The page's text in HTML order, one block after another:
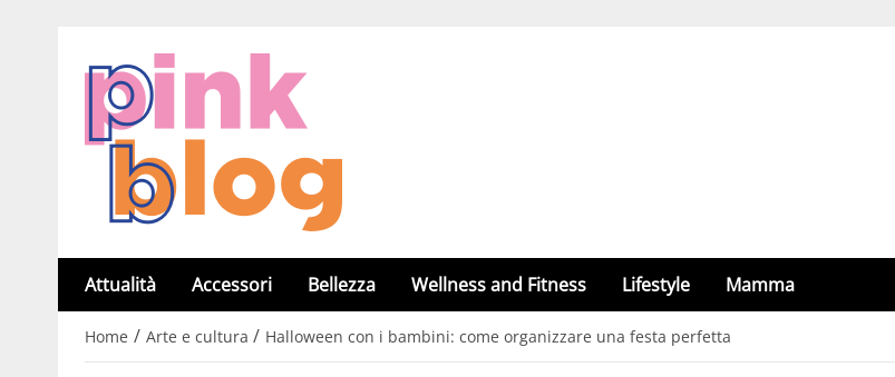
Attualità Accessori Bellezza Wellness and Fitness Lifestyle Mamma
Home / Arte e cultura / Halloween con i bambini: come organizzare una festa perfetta